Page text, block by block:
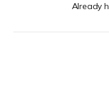
Already